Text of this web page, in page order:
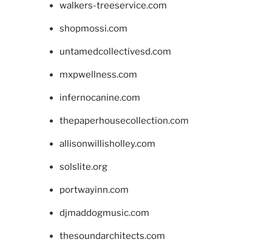
walkers-treeservice.com
shopmossi.com
untamedcollectivesd.com
mxpwellness.com
infernocanine.com
thepaperhousecollection.com
allisonwillisholley.com
solslite.org
portwayinn.com
djmaddogmusic.com
thesoundarchitects.com